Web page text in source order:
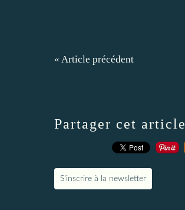
« Article précédent
Partager cet article
S'inscrire à la newsletter